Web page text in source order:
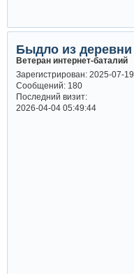
Быдло из деревни
Ветеран интернет-баталий
Зарегистрирован: 2025-07-19
Сообщений:180
Последний визит:
2026-04-04 05:49:44